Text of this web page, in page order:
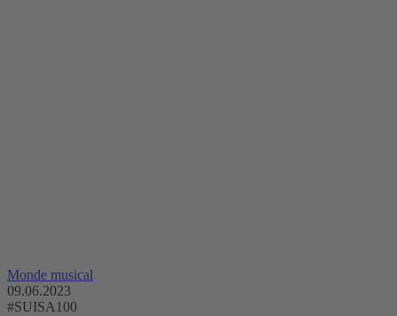
Monde musical
09.06.2023
#SUISA100